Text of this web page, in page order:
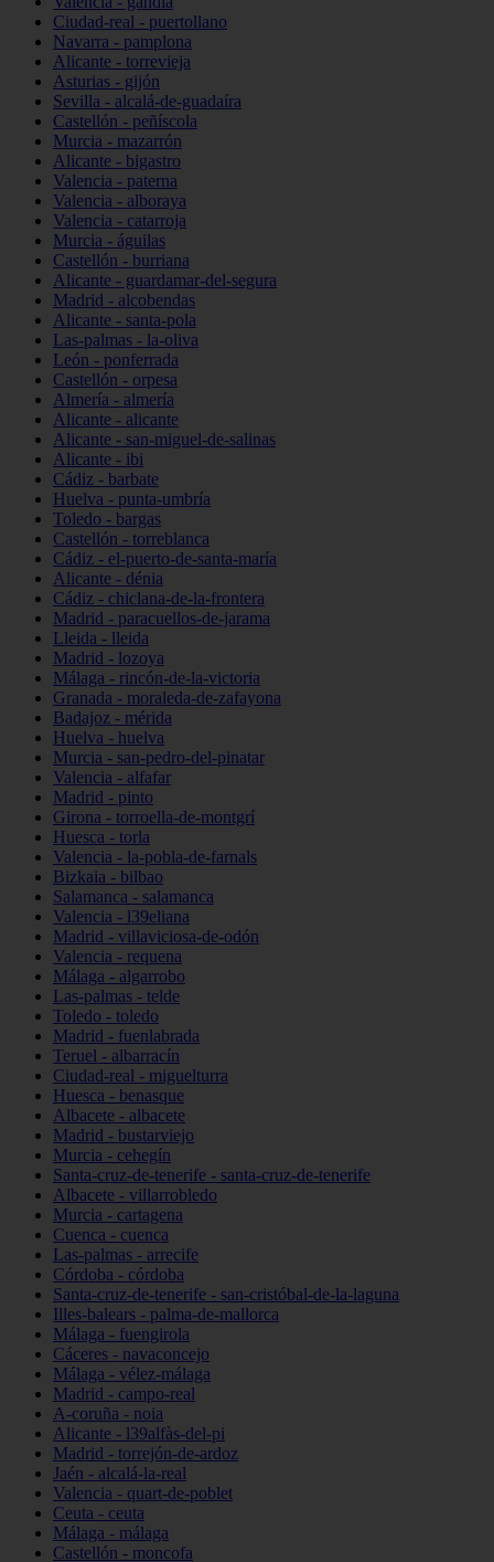
Ciudad-real - puertollano
Navarra - pamplona
Alicante - torrevieja
Asturias - gijón
Sevilla - alcalá-de-guadaíra
Castellón - peñíscola
Murcia - mazarrón
Alicante - bigastro
Valencia - paterna
Valencia - alboraya
Valencia - catarroja
Murcia - águilas
Castellón - burriana
Alicante - guardamar-del-segura
Madrid - alcobendas
Alicante - santa-pola
Las-palmas - la-oliva
León - ponferrada
Castellón - orpesa
Almería - almería
Alicante - alicante
Alicante - san-miguel-de-salinas
Alicante - ibi
Cádiz - barbate
Huelva - punta-umbría
Toledo - bargas
Castellón - torreblanca
Cádiz - el-puerto-de-santa-maría
Alicante - dénia
Cádiz - chiclana-de-la-frontera
Madrid - paracuellos-de-jarama
Lleida - lleida
Madrid - lozoya
Málaga - rincón-de-la-victoria
Granada - moraleda-de-zafayona
Badajoz - mérida
Huelva - huelva
Murcia - san-pedro-del-pinatar
Valencia - alfafar
Madrid - pinto
Girona - torroella-de-montgrí
Huesca - torla
Valencia - la-pobla-de-farnals
Bizkaia - bilbao
Salamanca - salamanca
Valencia - l39eliana
Madrid - villaviciosa-de-odón
Valencia - requena
Málaga - algarrobo
Las-palmas - telde
Toledo - toledo
Madrid - fuenlabrada
Teruel - albarracín
Ciudad-real - miguelturra
Huesca - benasque
Albacete - albacete
Madrid - bustarviejo
Murcia - cehegín
Santa-cruz-de-tenerife - santa-cruz-de-tenerife
Albacete - villarrobledo
Murcia - cartagena
Cuenca - cuenca
Las-palmas - arrecife
Córdoba - córdoba
Santa-cruz-de-tenerife - san-cristóbal-de-la-laguna
Illes-balears - palma-de-mallorca
Málaga - fuengirola
Cáceres - navaconcejo
Málaga - vélez-málaga
Madrid - campo-real
A-coruña - noia
Alicante - l39alfàs-del-pi
Madrid - torrejón-de-ardoz
Jaén - alcalá-la-real
Valencia - quart-de-poblet
Ceuta - ceuta
Málaga - málaga
Castellón - moncofa